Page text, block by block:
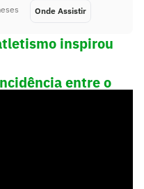
Onde Assistir
inspirou
entre o